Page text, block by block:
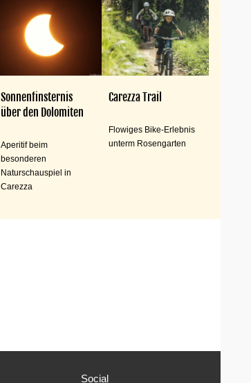
Sonnenfinsternis
über den Dolomiten
Aperitif beim
besonderen
Naturschauspiel in
Carezza
Carezza Trail
Flowiges Bike-Erlebnis
unterm Rosengarten
Social